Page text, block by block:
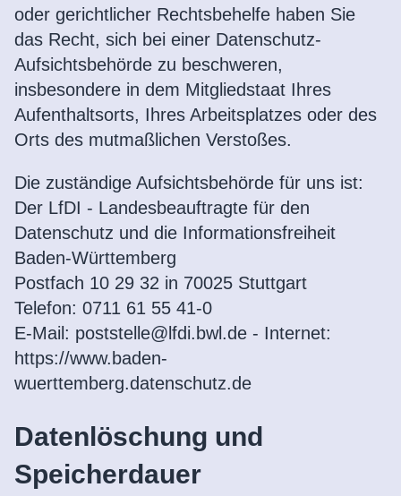
oder gerichtlicher Rechtsbehelfe haben Sie
das Recht, sich bei einer Datenschutz-
Aufsichtsbehörde zu beschweren,
insbesondere in dem Mitgliedstaat Ihres
Aufenthaltsorts, Ihres Arbeitsplatzes oder des
Orts des mutmaßlichen Verstoßes.
Die zuständige Aufsichtsbehörde für uns ist:
Der LfDI - Landesbeauftragte für den
Datenschutz und die Informationsfreiheit
Baden-Württemberg
Postfach 10 29 32 in 70025 Stuttgart
Telefon: 0711 61 55 41-0
E-Mail: poststelle@lfdi.bwl.de - Internet:
https://www.baden-
wuerttemberg.datenschutz.de
Datenlöschung und
Speicherdauer
Suche